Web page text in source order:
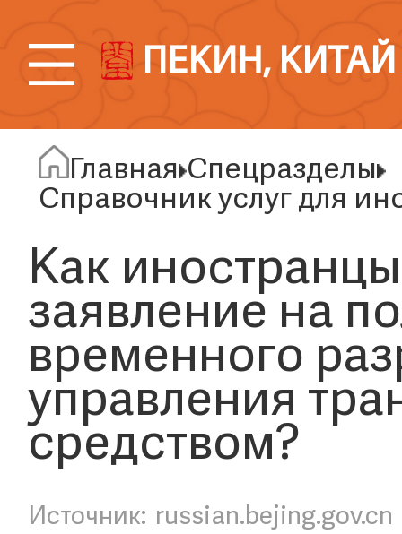
ПЕКИН, КИТАЙ
Главная Спецразделы
Справочник услуг для
Как
заявление на
временного
управления
средством?
russian.bejing.gov.cn